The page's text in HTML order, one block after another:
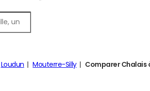
Loudun Mouterre-Silly
Comparer Chalais